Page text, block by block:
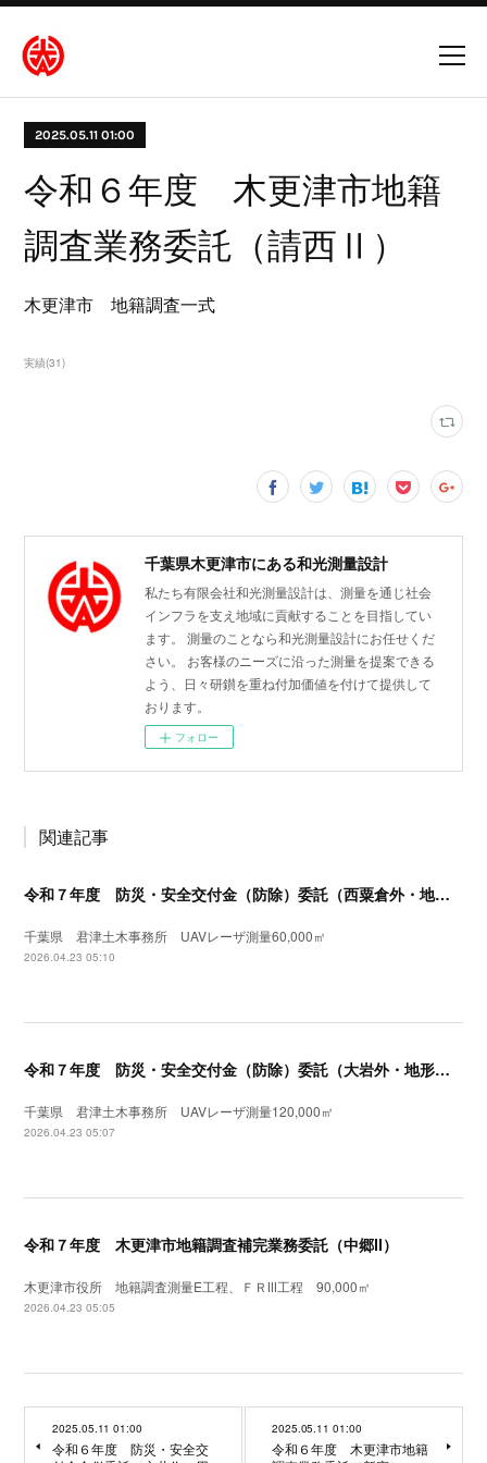
2025.05.11 01:00
令和６年度 木更津市地籍
調査業務委託（請西Ⅱ）
木更津市 地籍調査一式
実績(31)
千葉県木更津市にある和光測量設計
私たち有限会社和光測量設計は、測量を通じ社会
インフラを支え地域に貢献することを目指してい
ます。 測量のことなら和光測量設計にお任せくだ
さい。 お客様のニーズに沿った測量を提案できる
よう、日々研鑚を重ね付加価値を付けて提供して
おります。
フォロー
関連記事
令和７年度 防災・安全交付金（防除）委託（西粟倉外・地形測量）UAVレーザ測量
千葉県 君津土木事務所 UAVレーザ測量60,000㎡
2026.04.23 05:10
令和７年度 防災・安全交付金（防除）委託（大岩外・地形測量）UAVレーザ測量
千葉県 君津土木事務所 UAVレーザ測量120,000㎡
2026.04.23 05:07
令和７年度 木更津市地籍調査補完業務委託（中郷Ⅱ）
木更津市役所 地籍調査測量E工程、ＦＲⅠⅡ工程 90,000㎡
2026.04.23 05:05
2025.05.11 01:00
令和６年度 防災・安全交
2025.05.11 01:00
令和６年度 木更津市地籍